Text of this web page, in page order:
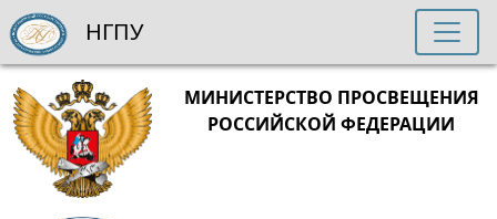
МИНИСТЕРСТВО ПРОСВЕЩЕНИЯ
РОССИЙСКОЙ ФЕДЕРАЦИИ
НГПУ